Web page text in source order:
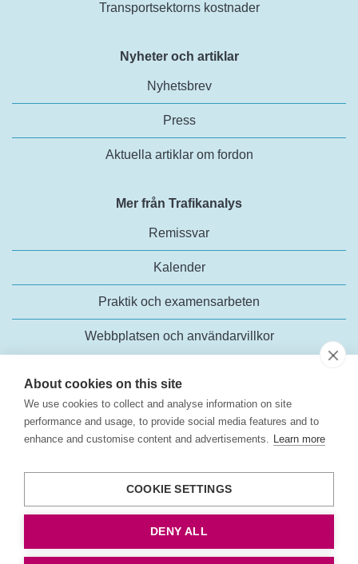
About cookies on this site
We use cookies to collect and analyse information on site
performance and usage, to provide social media features and to
enhance and customise content and advertisements. Learn more
COOKIE SETTINGS
DENY ALL
Transportsektorns kostnader
Nyheter och artiklar
Nyhetsbrev
Press
Aktuella artiklar om fordon
Mer från Trafikanalys
Remissvar
Kalender
Praktik och examensarbeten
Webbplatsen och användarvillkor
Rosenlundsgatan 54
118 63 Stockholm
+46 (0)10-414 42 00